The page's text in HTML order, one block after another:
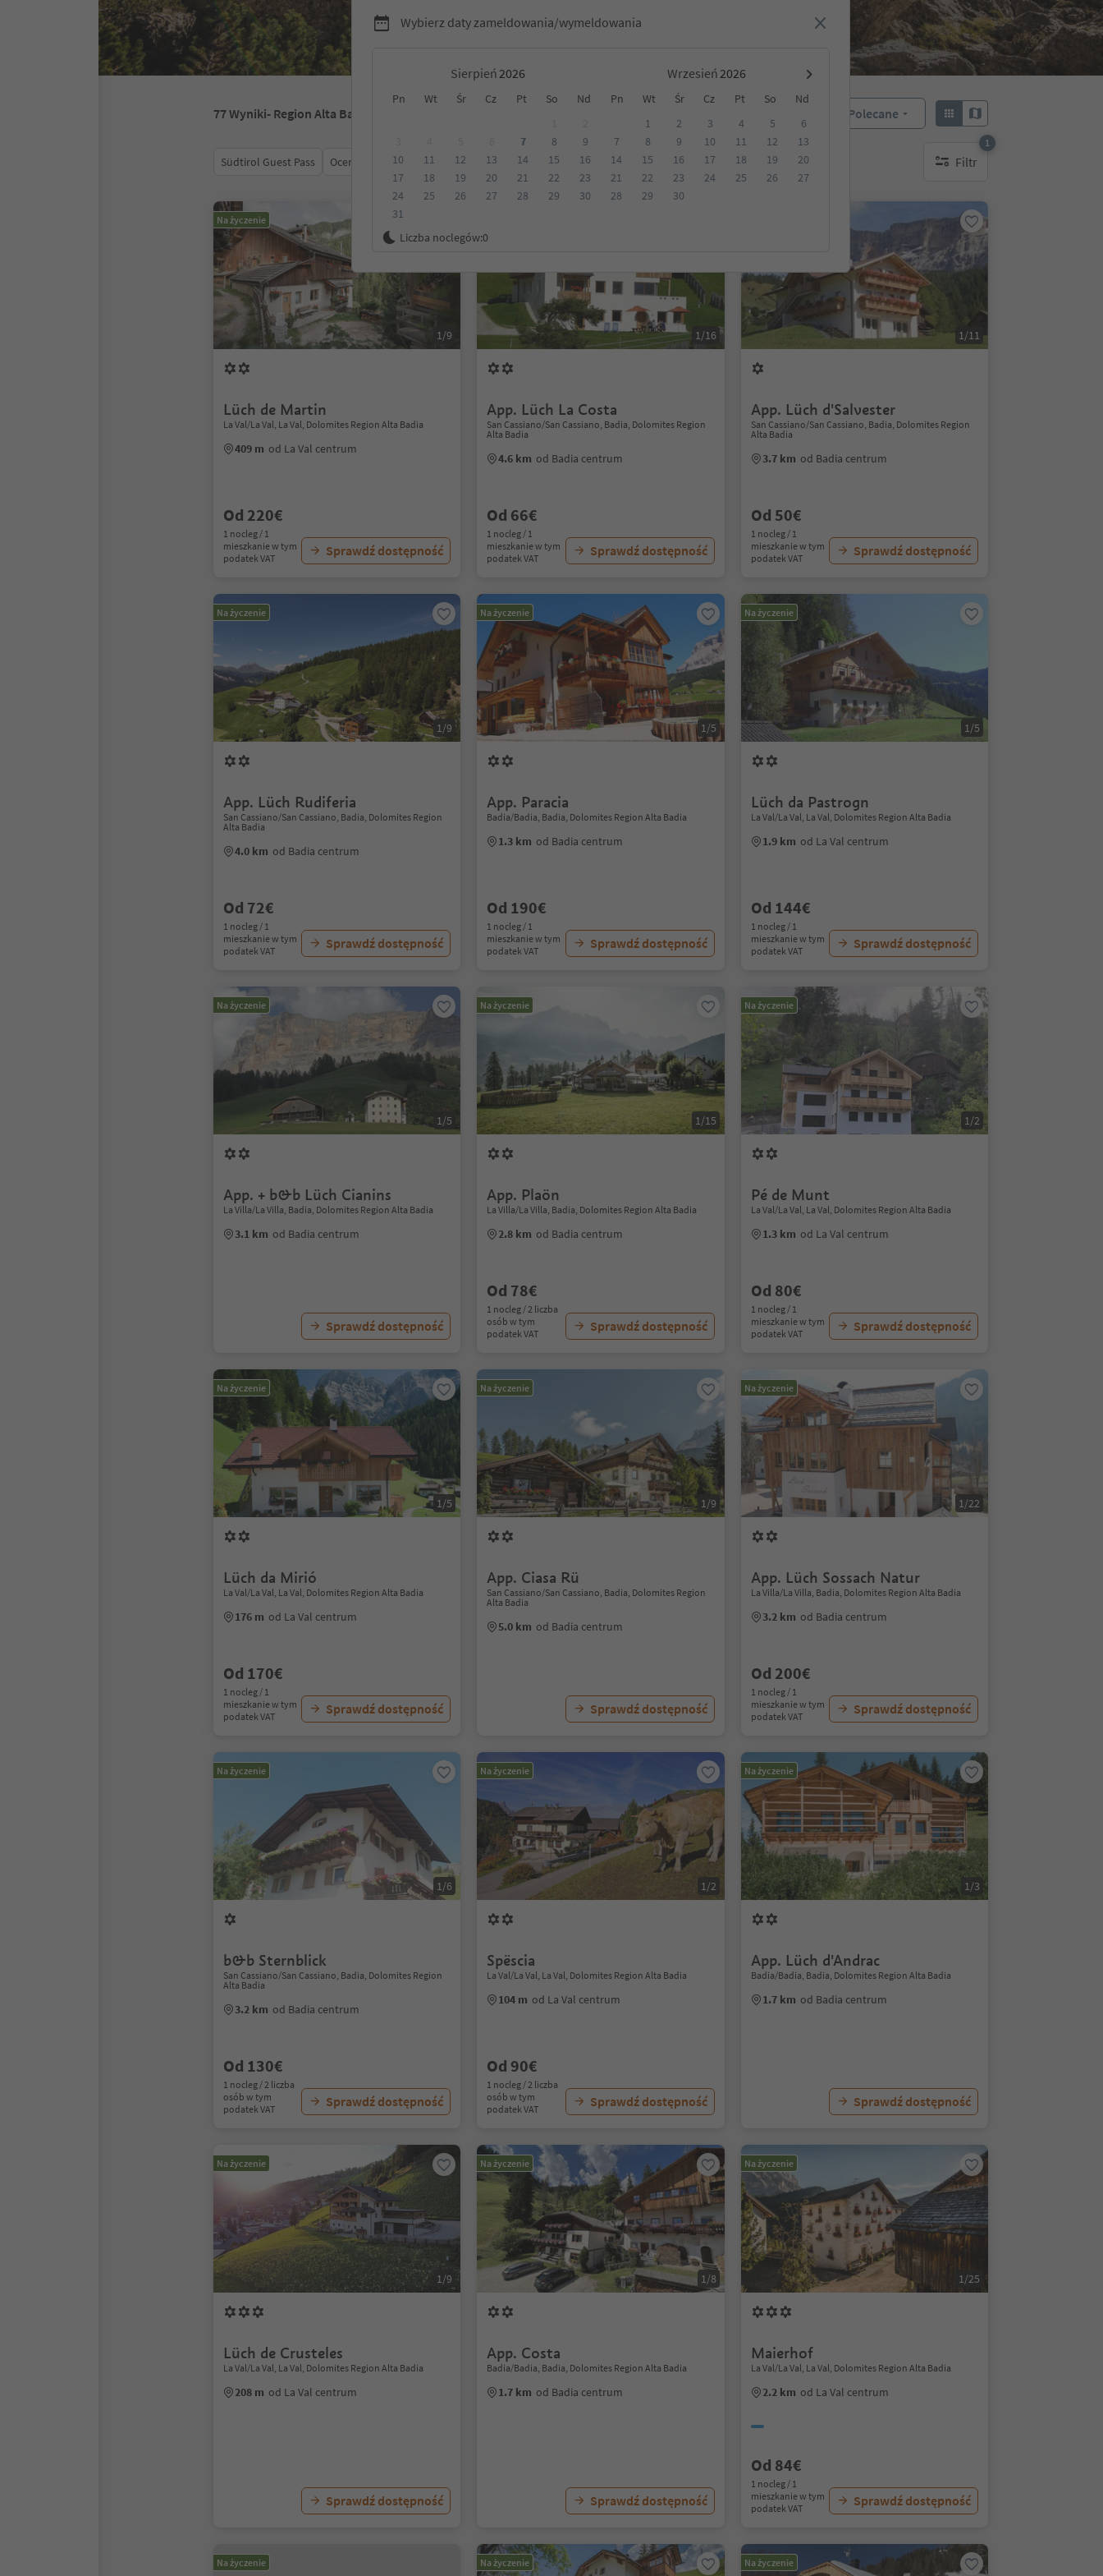
Wybierz daty zameldowania/wymeldowania
Sierpień Wrzesień
Pn Wt Śr Cz Pt So Nd Pn Wt Śr Cz Pt So
Nd
7 8
9
10
11 12 13 14 15
16
17
18 19 20 21 22
23
24
25 26 27 28 29
30
31
1 2 3 4 5
6
7
8 9 10 11 12
13
14
15 16 17 18 19
20
21
22 23 24 25 26
27
28
29 30
Liczba noclegów:0
77Wyniki- Region Alta Badia w Dolomitach Polecane
Südtirol Guest Pass Ocena Kategoria Opcje wyżywienia Ekologiczne zakwaterowanie Filtr
1
1 aktywny filtr
Na życzenie
1/9
Lüch de Martin
La Val/La Val, La Val, Dolomites Region Alta Badia
409 m od La Val centrum
Od 220€
1 nocleg / 1
mieszkanie w tym
podatek VAT
Sprawdź dostępność
1/16
App. Lüch La Costa
San Cassiano/San Cassiano, Badia, Dolomites Region
Alta Badia
4.6 km od Badia centrum
Od 66€
1 nocleg / 1
mieszkanie w tym
podatek VAT
Sprawdź dostępność
1/11
App. Lüch d'Salvester
San Cassiano/San Cassiano, Badia, Dolomites Region
Alta Badia
3.7 km od Badia centrum
Od 50€
1 nocleg / 1
mieszkanie w tym
podatek VAT
Sprawdź dostępność
Na życzenie
1/9
App. Lüch Rudiferia
San Cassiano/San Cassiano, Badia, Dolomites Region
Alta Badia
4.0 km od Badia centrum
Od 72€
1 nocleg / 1
mieszkanie w tym
podatek VAT
Sprawdź dostępność
Na życzenie
1/5
App. Paracia
Badia/Badia, Badia, Dolomites Region Alta Badia
1.3 km od Badia centrum
Od 190€
1 nocleg / 1
mieszkanie w tym
podatek VAT
Sprawdź dostępność
Na życzenie
1/5
Lüch da Pastrogn
La Val/La Val, La Val, Dolomites Region Alta Badia
1.9 km od La Val centrum
Od 144€
1 nocleg / 1
mieszkanie w tym
podatek VAT
Sprawdź dostępność
Na życzenie
1/5
App. + b&b Lüch Cianins
La Villa/La Villa, Badia, Dolomites Region Alta Badia
3.1 km od Badia centrum
Sprawdź dostępność
Na życzenie
1/15
App. Plaön
La Villa/La Villa, Badia, Dolomites Region Alta Badia
2.8 km od Badia centrum
Od 78€
1 nocleg / 2 liczba
osób w tym
podatek VAT
Sprawdź dostępność
Na życzenie
1/2
Pé de Munt
La Val/La Val, La Val, Dolomites Region Alta Badia
1.3 km od La Val centrum
Od 80€
1 nocleg / 1
mieszkanie w tym
podatek VAT
Sprawdź dostępność
Na życzenie
1/5
Lüch da Mirió
La Val/La Val, La Val, Dolomites Region Alta Badia
176 m od La Val centrum
Od 170€
1 nocleg / 1
mieszkanie w tym
podatek VAT
Sprawdź dostępność
Na życzenie
1/9
App. Ciasa Rü
San Cassiano/San Cassiano, Badia, Dolomites Region
Alta Badia
5.0 km od Badia centrum
Sprawdź dostępność
Na życzenie
1/22
App. Lüch Sossach Natur
La Villa/La Villa, Badia, Dolomites Region Alta Badia
3.2 km od Badia centrum
Od 200€
1 nocleg / 1
mieszkanie w tym
podatek VAT
Sprawdź dostępność
Na życzenie
1/6
b&b Sternblick
San Cassiano/San Cassiano, Badia, Dolomites Region
Alta Badia
3.2 km od Badia centrum
Od 130€
1 nocleg / 2 liczba
osób w tym
podatek VAT
Sprawdź dostępność
Na życzenie
1/2
Spëscia
La Val/La Val, La Val, Dolomites Region Alta Badia
104 m od La Val centrum
Od 90€
1 nocleg / 2 liczba
osób w tym
podatek VAT
Sprawdź dostępność
Na życzenie
1/3
App. Lüch d'Andrac
Badia/Badia, Badia, Dolomites Region Alta Badia
1.7 km od Badia centrum
Sprawdź dostępność
Na życzenie
1/9
Lüch de Crusteles
La Val/La Val, La Val, Dolomites Region Alta Badia
208 m od La Val centrum
Sprawdź dostępność
Na życzenie
1/8
App. Costa
Badia/Badia, Badia, Dolomites Region Alta Badia
1.7 km od Badia centrum
Sprawdź dostępność
Na życzenie
1/25
Maierhof
La Val/La Val, La Val, Dolomites Region Alta Badia
2.2 km od La Val centrum
Od 84€
1 nocleg / 1
mieszkanie w tym
podatek VAT
Sprawdź dostępność
Na życzenie Na życzenie Na życzenie